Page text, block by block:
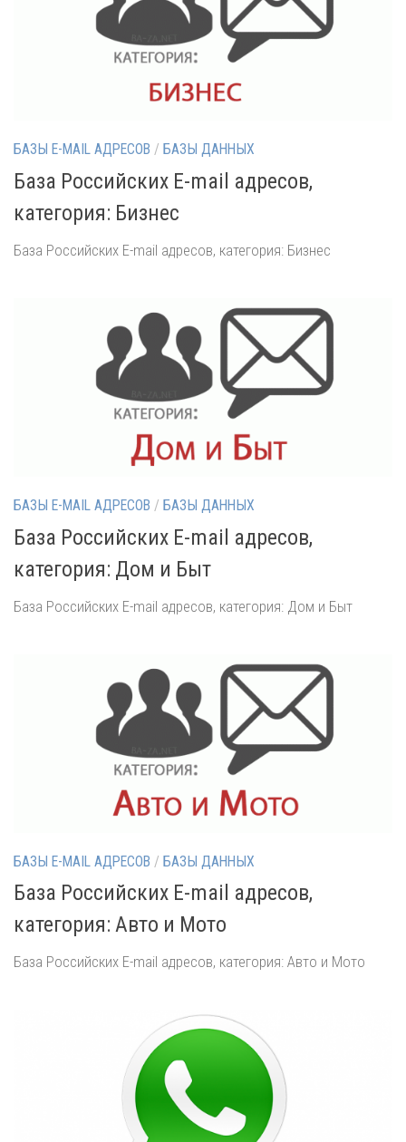
БАЗЫ E-MAIL АДРЕСОВ / БАЗЫ ДАННЫХ
База Российских E-mail адресов,
категория: Бизнес
База Российских E-mail адресов, категория: Бизнес
БАЗЫ E-MAIL АДРЕСОВ / БАЗЫ ДАННЫХ
База Российских E-mail адресов,
категория: Дом и Быт
База Российских E-mail адресов, категория: Дом и Быт
БАЗЫ E-MAIL АДРЕСОВ / БАЗЫ ДАННЫХ
База Российских E-mail адресов,
категория: Авто и Мото
База Российских E-mail адресов, категория: Авто и Мото